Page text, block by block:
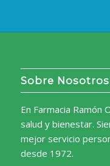
Sobre Nosotros
En Farmacia Ramón
salud y bienestar.
mejor servicio
desde 1972.